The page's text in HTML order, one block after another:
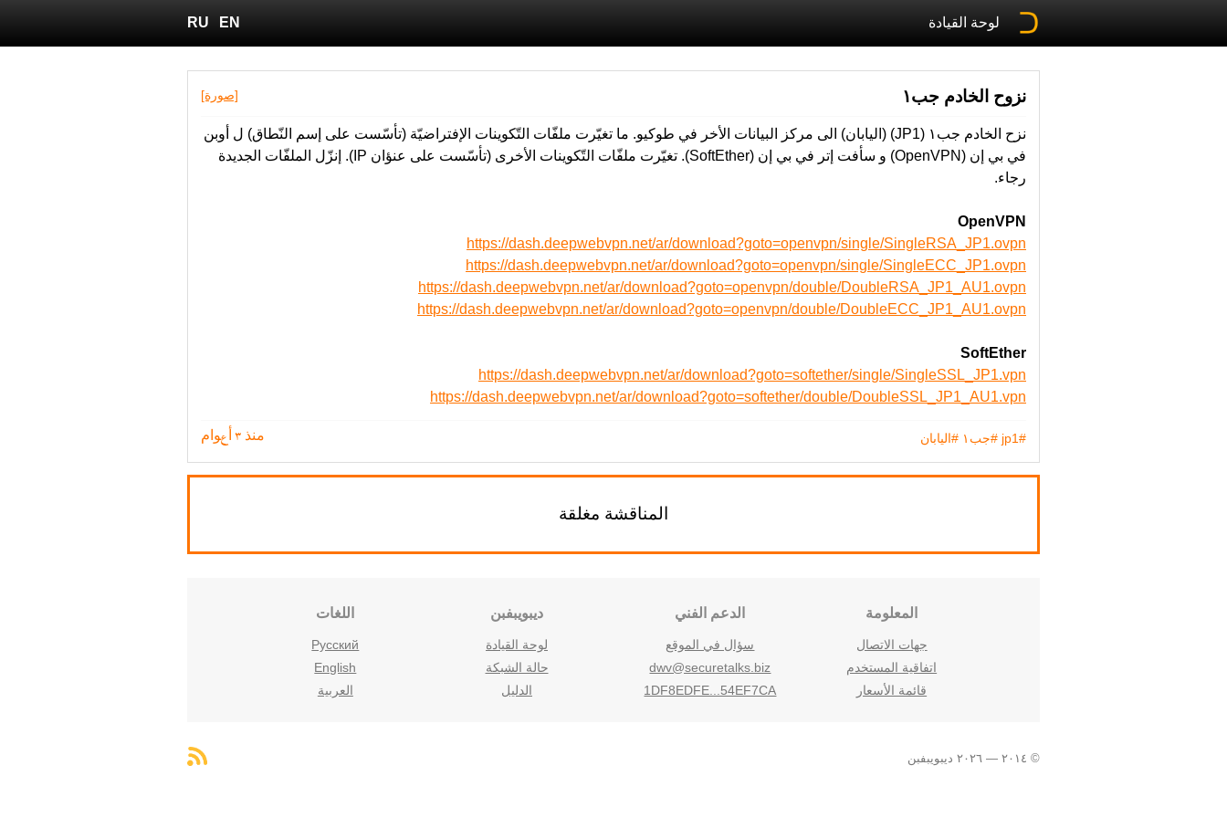
لوحة القيادة EN
RU
[صورة] نزوح الخادم جب١
نزح الخادم جب١ (JP1) (اليابان) الى مركز البيانات الأخر في طوكيو. ما تغيّرت ملفّات التّكوينات الإفتراضيّة (تأسّست على إسم النّطاق) ل أوبن
في بي إن (OpenVPN) و سأفت إتر في بي إن (SoftEther). تغيّرت ملفّات التّكوينات الأخرى (تأسّست على عنؤان IP). إنزّل الملفّات الجديدة
رجاء.
OpenVPN
https://dash.deepwebvpn.net/ar/download?goto=openvpn/single/SingleRSA_JP1.ovpn
https://dash.deepwebvpn.net/ar/download?goto=openvpn/single/SingleECC_JP1.ovpn
https://dash.deepwebvpn.net/ar/download?goto=openvpn/double/DoubleRSA_JP1_AU1.ovpn
https://dash.deepwebvpn.net/ar/download?goto=openvpn/double/DoubleECC_JP1_AU1.ovpn
SoftEther
https://dash.deepwebvpn.net/ar/download?goto=softether/single/SingleSSL_JP1.vpn
https://dash.deepwebvpn.net/ar/download?goto=softether/double/DoubleSSL_JP1_AU1.vpn
منذ 3 أعوام #jp1 #جب١ #اليابان
المناقشة مغلقة
المعلومة
جهات الاتصال
اتفاقية المستخدم
قائمة الأسعار
الدعم الفني
سؤال في الموقع
dwv@securetalks.biz
1DF8EDFE...54EF7CA
ديبويبفبن
لوحة القيادة
حالة الشبكة
الدليل
اللغات
Русский
English
العربية
© ٢٠١٤ — ٢٠٢٦ ديبويبفبن